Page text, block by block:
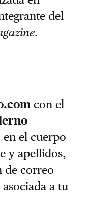
del
.
con el
el cuerpo
y apellidos,
de correo
a tu